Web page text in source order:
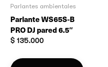
Parlantes ambientales
Parlante WS65S-B
PRO DJ pared 6.5″
$ 135.000